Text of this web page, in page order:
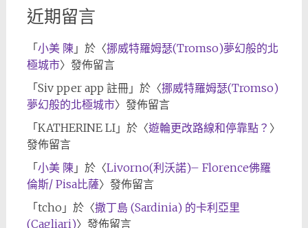
近期留言
「小美 陳 」於〈挪威特羅姆瑟(Tromso)夢幻般的北
極城市〉發佈留言
「Siv pper app 註冊」於〈挪威特羅姆瑟(Tromso)
夢幻般的北極城市〉發佈留言
「KATHERINE LI」於〈遊輪更改路線和停靠點？ 〉
發佈留言
「小美 陳 」於〈Livorno(利沃諾)– Florence佛羅
倫斯/ Pisa比薩〉發佈留言
「tcho 」於〈撒丁島 (Sardinia) 的卡利亞里
(Cagliari)〉發佈留言